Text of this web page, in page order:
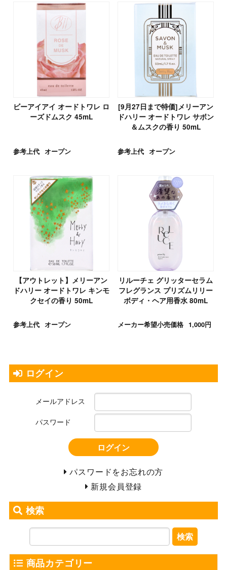
ビーアイアイ オードトワレ ロ
ーズドムスク 45mL
参考上代 オープン
[9月27日まで特価]メリーアン
ドハリー オードトワレ サボン
＆ムスクの香り 50mL
参考上代 オープン
【アウトレット】メリーアン
ドハリー オードトワレ キンモ
クセイの香り 50mL
参考上代 オープン
リルーチェ グリッターセラム
フレグランス プリズムリリー
ボディ・ヘア用香水 80mL
メーカー希望小売価格 1,000円
ログイン
メールアドレス
パスワード
ログイン
パスワードをお忘れの方
新規会員登録
検索
検索
商品カテゴリー